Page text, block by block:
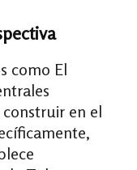
como El
en el